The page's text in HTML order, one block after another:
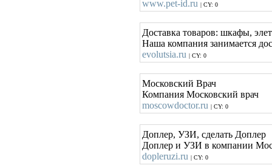
www.pet-id.ru | CY: 0
Доставка товаров: шкафы,
Наша компания занимается
evolutsia.ru | CY: 0
Московский Врач
Компания Московский врач
moscowdoctor.ru | CY: 0
Доплер, УЗИ, сделать Доплер
Доплер и УЗИ в компании
dopleruzi.ru | CY: 0